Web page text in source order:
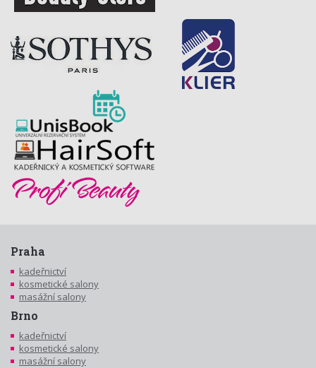
Praha
kadeřnictví
kosmetické salony
masážní salony
Brno
kadeřnictví
kosmetické salony
masážní salony